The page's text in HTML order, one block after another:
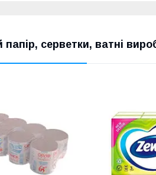
папір, серветки, ватні